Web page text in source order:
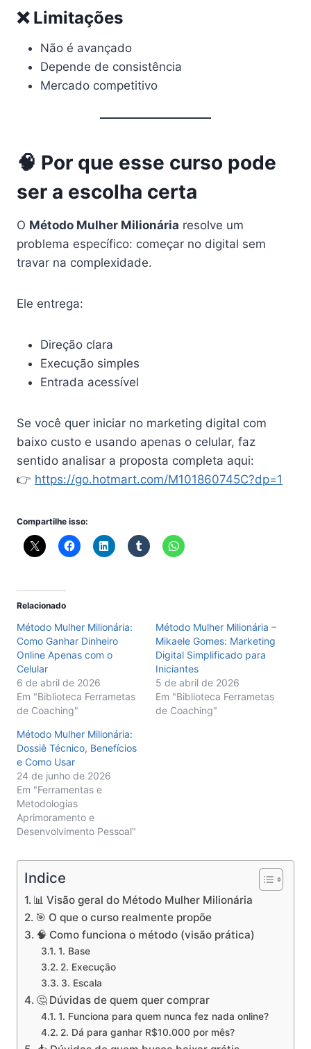
❌ Limitações
Não é avançado
Depende de consistência
Mercado competitivo
🧠 Por que esse curso pode
ser a escolha certa
O Método Mulher Milionária resolve um
problema específico: começar no digital sem
travar na complexidade.
Ele entrega:
Direção clara
Execução simples
Entrada acessível
Se você quer iniciar no marketing digital com
baixo custo e usando apenas o celular, faz
sentido analisar a proposta completa aqui:
👉 https://go.hotmart.com/M101860745C?dp=1
Compartilhe isso:
Relacionado
Método Mulher Milionária:
Como Ganhar Dinheiro
Online Apenas com o
Celular
6 de abril de 2026
Em "Biblioteca Ferrametas
de Coaching"
Método Mulher Milionária –
Mikaele Gomes: Marketing
Digital Simplificado para
Iniciantes
5 de abril de 2026
Em "Biblioteca Ferrametas
de Coaching"
Método Mulher Milionária:
Dossiê Técnico, Benefícios
e Como Usar
24 de junho de 2026
Em "Ferramentas e
Metodologias
Aprimoramento e
Desenvolvimento Pessoal"
Indice
📊 Visão geral do Método Mulher Milionária
🎯 O que o curso realmente propõe
🧠 Como funciona o método (visão prática)
1. Base
2. Execução
3. Escala
🤔 Dúvidas de quem quer comprar
1. Funciona para quem nunca fez nada online?
2. Dá para ganhar R$10.000 por mês?